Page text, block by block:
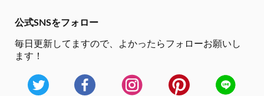
公式SNSをフォロー
毎日更新してますので、
よかったらフォローお願いし
ます！